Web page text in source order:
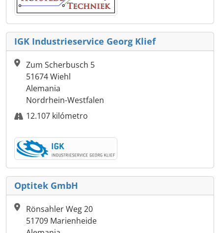
IGK Industrieservice Georg Klief
Zum Scherbusch 5
51674 Wiehl
Alemania
Nordrhein-Westfalen
12.107 kilómetro
Optitek GmbH
Rönsahler Weg 20
51709 Marienheide